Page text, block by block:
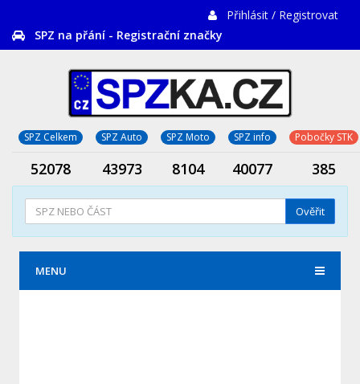
Přihlásit / Registrovat
SPZ na přání - Registrační značky
SPZ Celkem SPZ Auto SPZ Moto SPZ info Pobočky STK
52078 43973 8104 40077 385
Ověřit
MENU